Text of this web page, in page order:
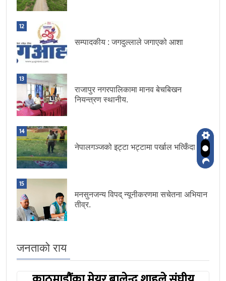
12
सम्पादकीय : जगदुल्लाले जगाएको आशा
13
राजापुर नगरपालिकामा मानव बेचबिखन
नियन्त्रण स्थानीय.
14
नेपालगञ्जको इट्टा भट्टामा पर्खाल भत्किँदा दुई.
15
मनसुनजन्य विपद् न्यूनीकरणमा सचेतना अभियान
तीव्र.
जनताको राय